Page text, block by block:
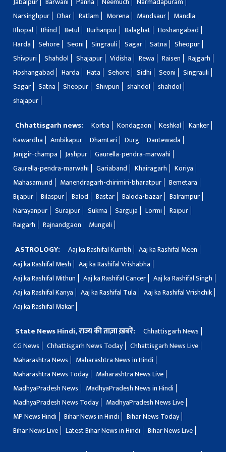
Narsinghpur
Dhar Ratlam Morena Mandsaur
Mandla
Bhopal
Bhind Betul Burhanpur Balaghat
Hoshangabad
Harda
Sehore Seoni Singrauli Sagar Satna
Sheopur
Shivpuri
Shahdol Shajapur Vidisha Rewa Raisen
Rajgarh
Hoshangabad
Harda Hata Sehore Sidhi Seoni
Singrauli
Sagar
Satna Sheopur Shivpuri shahdol
shahdol
shajapur
Chhattisgarh news: Korba Kondagaon Keshkal
Kanker
Kawardha
Ambikapur Dhamtari Durg
Dantewada
Janjgir-champa
Jashpur
Gaurella-pendra-marwahi
Gaurella-pendra-marwahi
Gariaband Khairagarh
Koriya
Mahasamund
Manendragarh-chirimiri-bharatpur
Bemetara
Bijapur
Bilaspur Balod Bastar Baloda-bazar
Balrampur
Narayanpur
Surajpur Sukma Sarguja Lormi
Raipur
Raigarh
Rajnandgaon Mungeli
ASTROLOGY: Aaj ka Rashifal Kumbh
Aaj ka Rashifal Meen
Aaj ka Rashifal Mesh
Aaj ka Rashifal Vrishabha
Aaj ka Rashifal Mithun
Aaj ka Rashifal Cancer
Aaj ka Rashifal Singh
Aaj ka Rashifal Kanya
Aaj ka Rashifal Tula
Aaj ka Rashifal Vrishchik
Aaj ka Rashifal Makar
State News Hindi, राज्य की ताज़ा ख़बरें:
Chhattisgarh News
CG News
Chhattisgarh News Today
Chhattisgarh News Live
Maharashtra News
Maharashtra News in Hindi
Maharashtra News Today
Maharashtra News Live
MadhyaPradesh News
MadhyaPradesh News in Hindi
MadhyaPradesh News Today
MadhyaPradesh News Live
MP News Hindi
Bihar News in Hindi
Bihar News Today
Bihar News Live
Latest Bihar News in Hindi Bihar News Live